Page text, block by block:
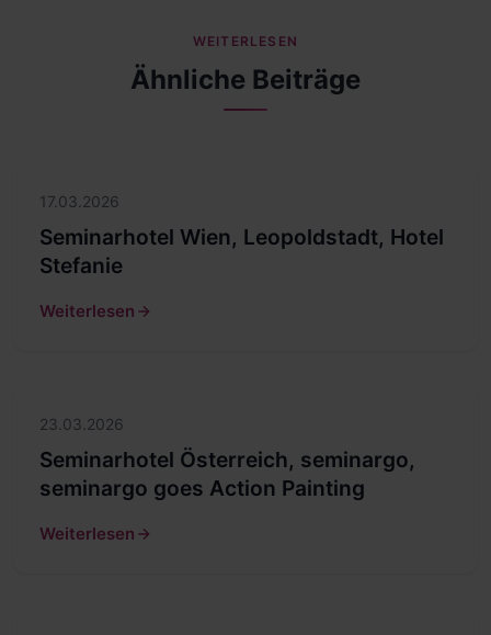
WEITERLESEN
Ähnliche Beiträge
17.03.2026
Seminarhotel Wien, Leopoldstadt, Hotel
Stefanie
Weiterlesen
23.03.2026
Seminarhotel Österreich, seminargo,
seminargo goes Action Painting
Weiterlesen